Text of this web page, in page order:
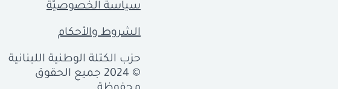
سياسة الخصوصيّة
الشروط والأحكام
حزب الكتلة الوطنية اللبنانية
© 2024 جميع الحقوق